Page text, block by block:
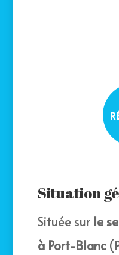
Situation
Située sur le
à Port-Blanc